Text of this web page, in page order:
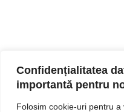
Confidențialitatea
importantă pentru
Folosim cookie-uri pentru